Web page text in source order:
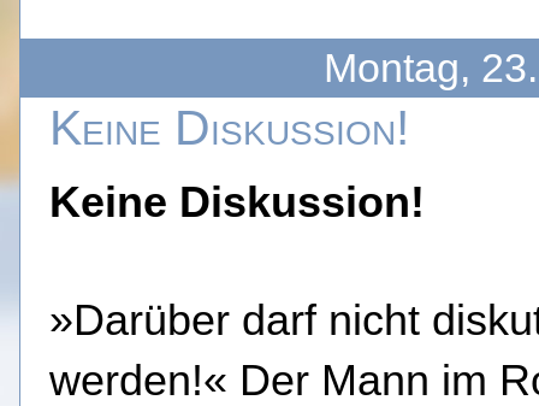
Montag,
Keine Diskussion!
Keine Diskussion!
»Darüber darf nicht
werden!« Der Mann im